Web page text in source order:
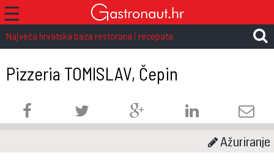
☰
Najveća hrvatska baza restorana i recepata
Pizzeria TOMISLAV, Čepin
Ažuriranje